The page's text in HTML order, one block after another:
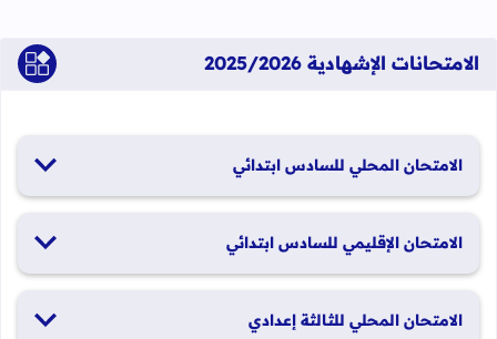
الامتحانات الإشهادية 2025/2026
الامتحان المحلي للسادس ابتدائي
الامتحان الإقليمي للسادس ابتدائي
الامتحان المحلي للثالثة إعدادي